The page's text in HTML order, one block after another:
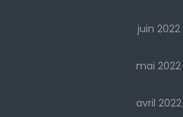
juin 2022
mai 2022
avril 2022